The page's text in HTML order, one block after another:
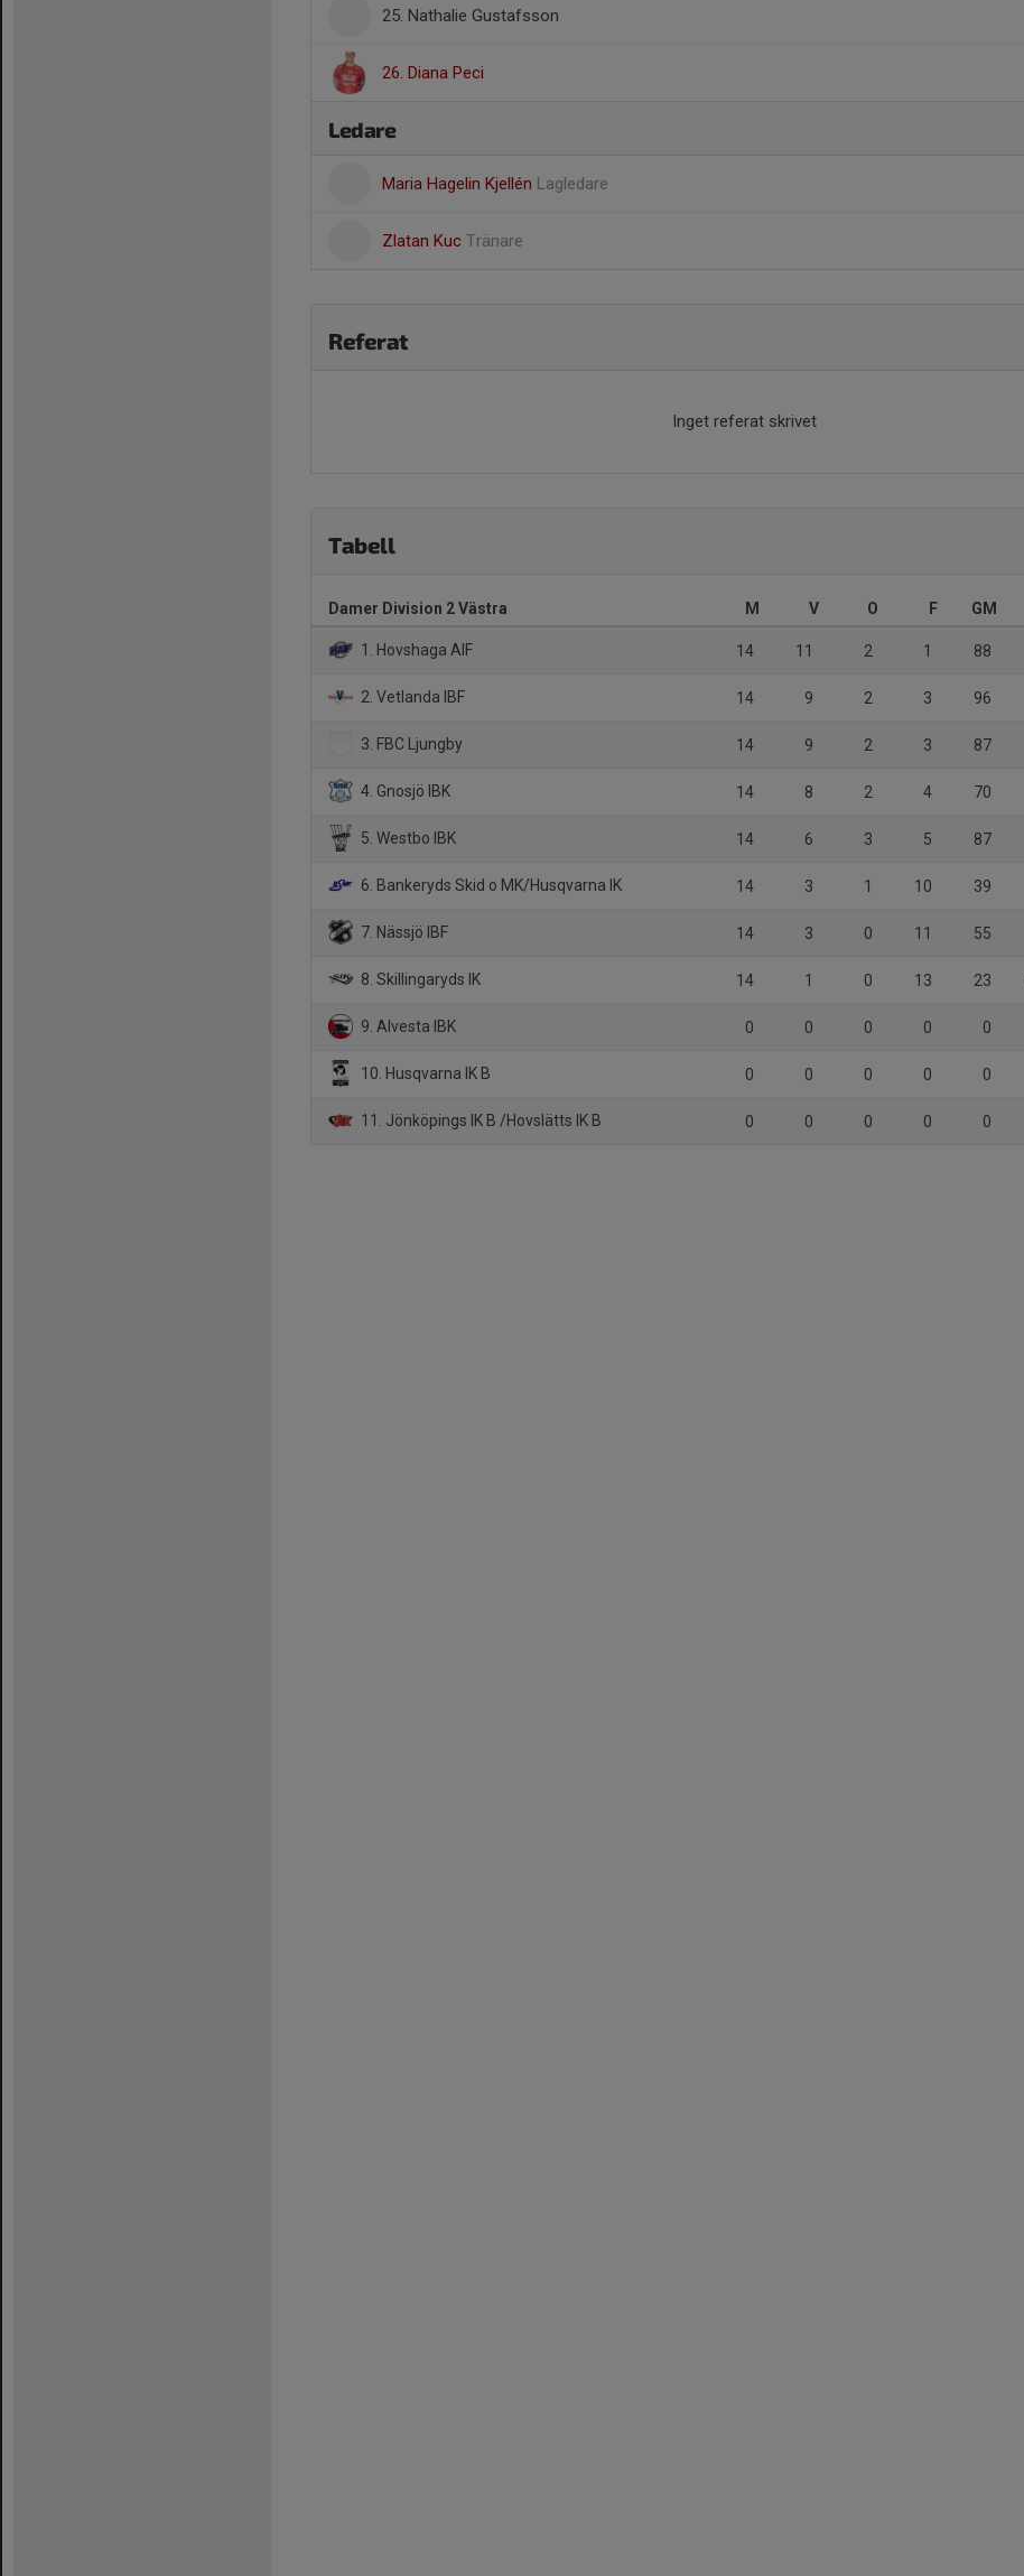
25. Nathalie Gustafsson
26. Diana Peci
Ledare
Maria Hagelin Kjellén Lagledare
Zlatan Kuc Tränare
Referat
Inget referat skrivet
Tabell
Damer Division 2 Västra M V O F GM
1. Hovshaga AIF 14 11 2 1 88
2. Vetlanda IBF 14 9 2 3 96
3. FBC Ljungby 14 9 2 3 87
4. Gnosjö IBK 14 8 2 4 70
5. Westbo IBK 14 6 3 5 87
6. Bankeryds Skid o MK/Husqvarna IK 14 3 1 10 39
7. Nässjö IBF 14 3 0 11 55
8. Skillingaryds IK 14 1 0 13 23
9. Alvesta IBK 0 0 0 0 0
10. Husqvarna IK B 0 0 0 0 0
11. Jönköpings IK B /Hovslätts IK B 0 0 0 0 0